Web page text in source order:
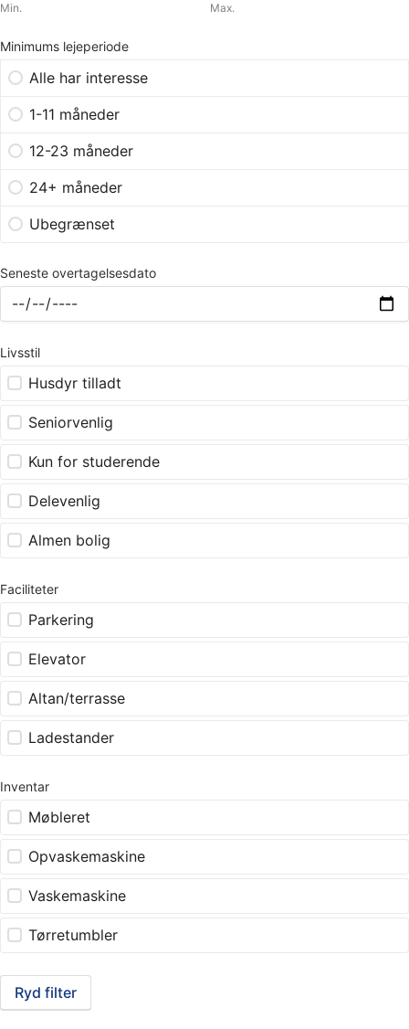
Min. Max.
Minimums lejeperiode
Alle har interesse
1-11 måneder
12-23 måneder
24+ måneder
Ubegrænset
Seneste overtagelsesdato
Livsstil
Husdyr tilladt
Seniorvenlig
Kun for studerende
Delevenlig
Almen bolig
Faciliteter
Parkering
Elevator
Altan/terrasse
Ladestander
Inventar
Møbleret
Opvaskemaskine
Vaskemaskine
Tørretumbler
Ryd filter